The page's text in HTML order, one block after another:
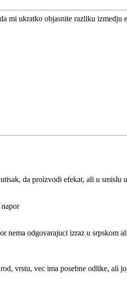
mi ukratko objasnite razliku izmedju
da proizvodi efekat, ali u smislu
nema odgovarajuci izraz u srpskom
vrstu, vec ima posebne odlike, ali